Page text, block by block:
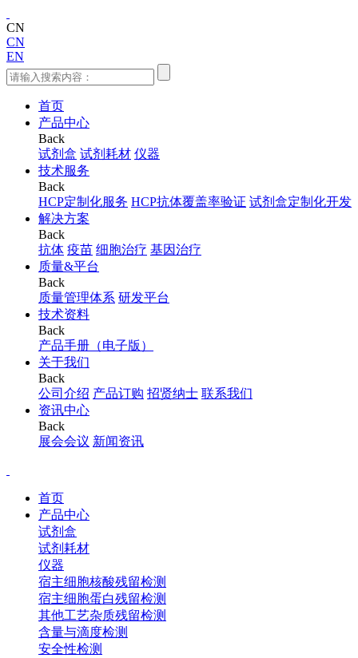
CN
CN
EN
首页
产品中心
Back
试剂盒 试剂耗材 仪器
技术服务
Back
HCP定制化服务 HCP抗体覆盖率验证 试剂盒定制化开发
解决方案
Back
抗体 疫苗 细胞治疗 基因治疗
质量&平台
Back
质量管理体系 研发平台
技术资料
Back
产品手册（电子版）
关于我们
Back
公司介绍 产品订购 招贤纳士 联系我们
资讯中心
Back
展会会议 新闻资讯
首页
产品中心
试剂盒
试剂耗材
仪器
宿主细胞核酸残留检测
宿主细胞蛋白残留检测
其他工艺杂质残留检测
含量与滴度检测
安全性检测